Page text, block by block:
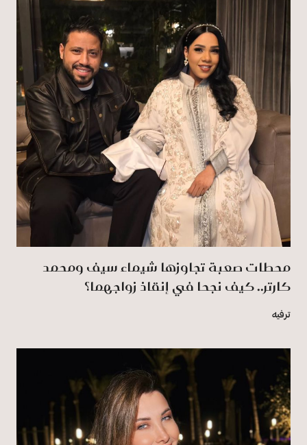
محطات صعبة تجاوزها شيماء سيف ومحمد
كارتر.. كيف نجحا في إنقاذ زواجهما؟
ترفيه